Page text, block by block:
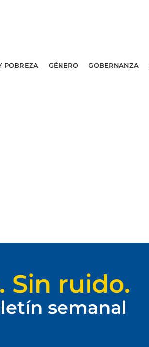
POBREZA GÉNERO GOBERNANZA
Sin ruido.
semanal